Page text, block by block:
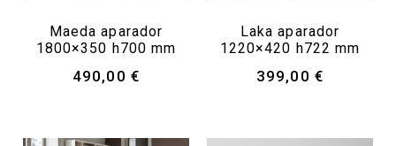
Maeda aparador
1800×350 h700 mm
490,00 €
Laka aparador
1220×420 h722 mm
399,00 €